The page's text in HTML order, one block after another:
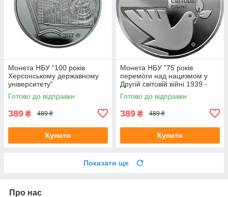
Монета НБУ "100 років
Херсонському державному
університету"
Готово до відправки
389 ₴ 489 ₴
Купити
Монета НБУ "75 років
перемоги над нацизмом у
Другій світовій війні 1939 -
1945 років"
Готово до відправки
389 ₴ 489 ₴
Купити
Показати ще
Про нас